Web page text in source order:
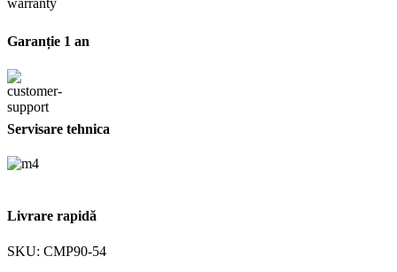
Garanție 1 an
Servisare tehnica
Livrare rapidă
SKU: CMP90-54